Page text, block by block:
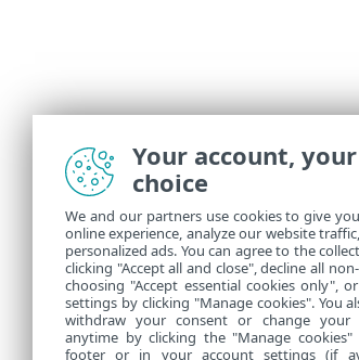
Your account,
choice
We and our partners use cookies to give
online experience, analyze our website
personalized ads. You can agree to the
clicking "Accept all and close", decline all
choosing "Accept essential cookies only",
settings by clicking "Manage cookies". You
withdraw your consent or change your
anytime by clicking the "Manage
footer or in your account settings (if